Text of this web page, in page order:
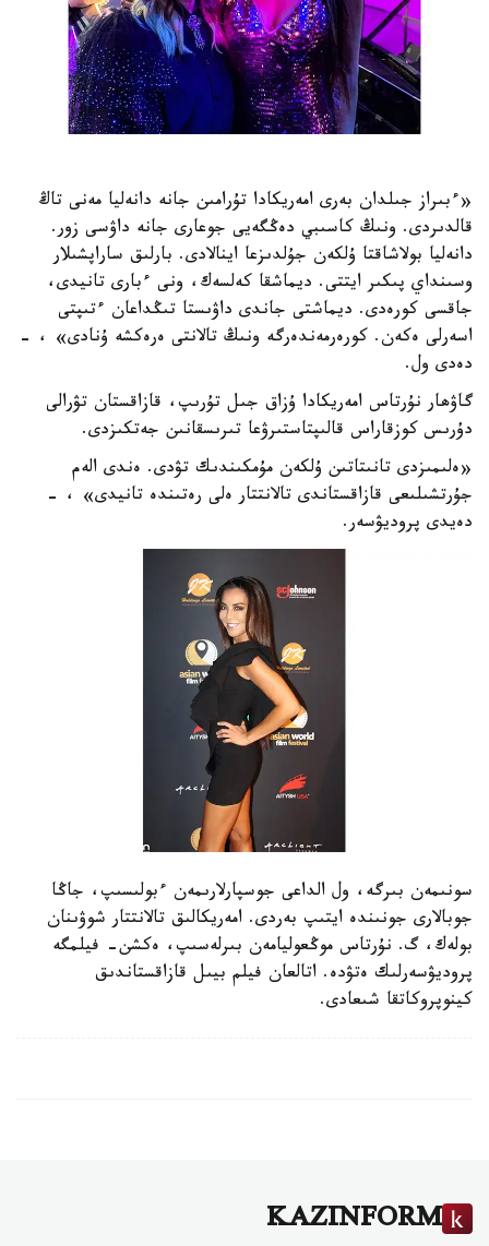
«ءبىراز جىلدان بەرى امەريكادا تۇرامىن جانە دانەليا مەنى تاڭ
قالدىردى. ونىڭ كاسىبي دەڭگەيى جوعارى جانە داۋسى زور.
دانەليا بولاشاقتا ۇلكەن جۇلدىزعا اينالادى. بارلىق ساراپشىلار
وسىنداي پىكىر ايتتى. ديماشقا كەلسەك، ونى ءبارى تانيدى،
جاقسى كورەدى. ديماشتى جاندى داۋىستا تىڭداعان ءتىپتى
اسەرلى ەكەن. كورەرمەندەرگە ونىڭ تالانتى ەرەكشە ۇنادى» ، -
دەدى ول.
گاۋھار نۇرتاس امەريكادا ۇزاق جىل تۇرىپ، قازاقستان تۋرالى
دۇرىس كوزقاراس قالىپتاستىرۋعا تىرىسقانىن جەتكىزدى.
«ەلىمىزدى تانىتاتىن ۇلكەن مۇمكىندىك تۋدى. ەندى الەم
جۇرتشىلىعى قازاقستاندى تالانتتار ەلى رەتىندە تانيدى» ، -
دەيدى پروديۋسەر.
سونىمەن بىرگە، ول الداعى جوسپارلارىمەن ءبولىسىپ، جاڭا
جوبالارى جونىندە ايتىپ بەردى. امەريكالىق تالانتتار شوۋىنان
بولەك، گ. نۇرتاس موڭعوليامەن بىرلەسىپ، ەكشن- فيلمگە
پروديۋسەرلىك ەتۋدە. اتالعان فيلم بيىل قازاقستاندىق
كينوپروكاتقا شىعادى.
KAZINFORM